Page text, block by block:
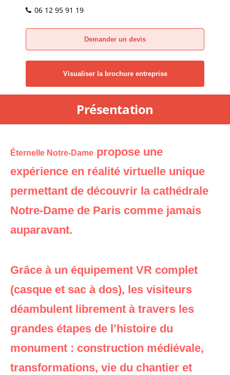
06 12 95 91 19
Demander un devis
Visualiser la brochure entreprise
Présentation
Éternelle Notre-Dame propose une
expérience en réalité virtuelle unique
permettant de découvrir la cathédrale
Notre-Dame de Paris comme jamais
auparavant.
Grâce à un équipement VR complet
(casque et sac à dos), les visiteurs
déambulent librement à travers les
grandes étapes de l’histoire du
monument : construction médiévale,
transformations, vie du chantier et